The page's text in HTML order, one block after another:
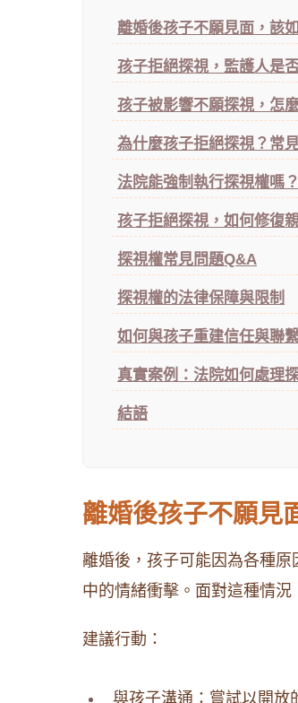
離婚後孩子不願見面，該
孩子拒絕探視，監護人是
孩子被影響不願探視，怎
為什麼孩子拒絕探視？常
法院能強制執行探視權嗎
孩子拒絕探視，如何修復
探視權常見問題Q&A
探視權的法律保障與限制
如何與孩子重建信任與聯
真實案例：法院如何處理
結語
離婚後孩子不願見
離婚後，孩子可能因為各種
中的情緒衝擊。面對這種情
建議行動：
與孩子溝通：嘗試以開放